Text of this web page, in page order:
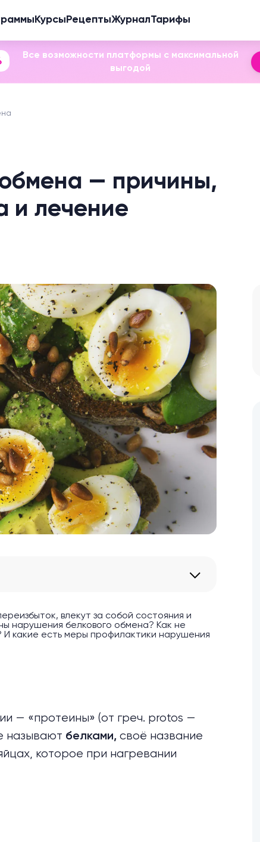
Курсы РецептыЖурналТарифы
Все возможности платформы с максимальной
выгодой
— причины,
и лечение
влекут за собой состояния и
нарушения белкового обмена? Как не
И какие есть меры профилактики нарушения
— «протеины» (от греч. protos —
называют белками, своё название
которое при нагревании